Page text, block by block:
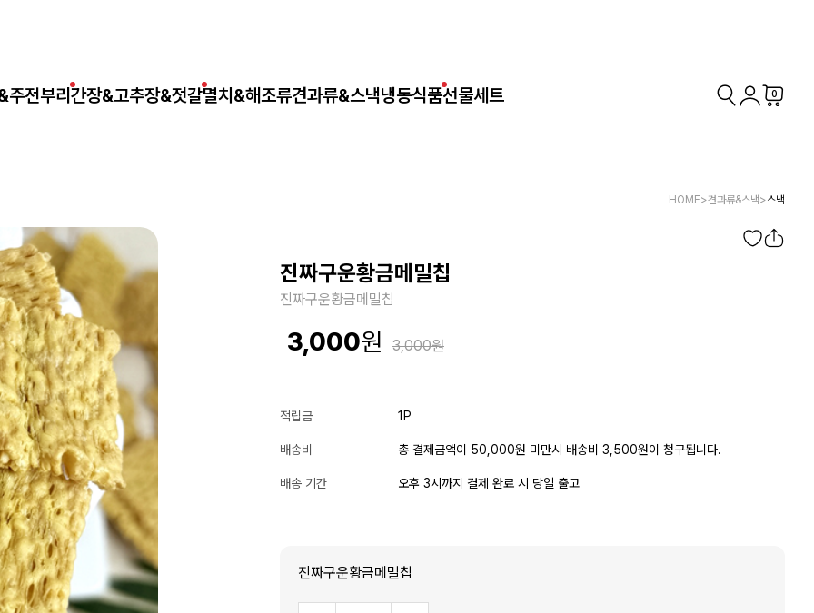
주전부리 간장&고추장&젓갈멸치&해조류견과류&스낵냉동식품선물세트 0
HOME>견과류&스낵>스낵
진짜구운황금메밀칩
진짜구운황금메밀칩
3,000 3,000
적립금 1P
배송비 총 결제금액이 50,000원 미만시 배송비 3,500원이 청구됩니다.
배송 기간 오후 3시까지 결제 완료 시 당일 출고
진짜구운황금메밀칩